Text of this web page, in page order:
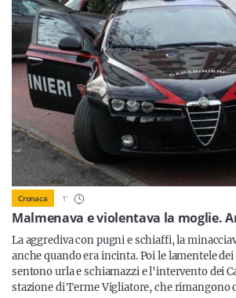
Cultura
Lavoro
Società
Economia
Sport
Sicilia
Servizi
Malmenava e violentava la moglie.
Cronaca 1'
La aggrediva con pugni e schiaffi, la
anche quando era incinta. Poi le lamentele
sentono urla e schiamazzi e l'intervento dei
stazione di Terme Vigliatore, che rimangono